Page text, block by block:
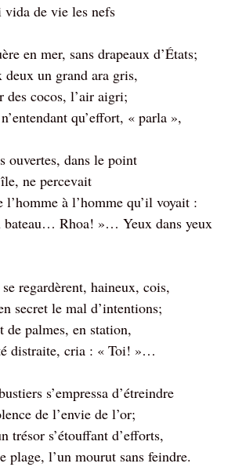
vida de vie les nefs
en mer, sans drapeaux d’États;
un grand ara gris,
des cocos, l’air aigri;
qu’effort, « parla »,
ouvertes, dans le point
ne percevait
l’homme à l’homme qu’il voyait :
bateau… Rhoa! »… Yeux dans yeux
regardèrent, haineux, cois,
secret le mal d’intentions;
de palmes, en station,
distraite, cria : « Toi! »…
s’empressa d’étreindre
de l’envie de l’or;
trésor s’étouffant d’efforts,
plage, l’un mourut sans feindre.